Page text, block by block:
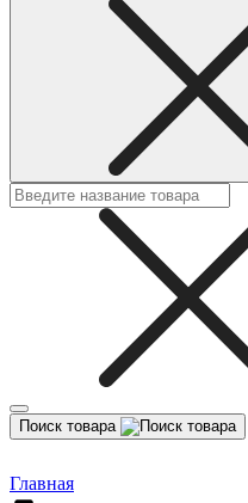
Поиск товара
Главная